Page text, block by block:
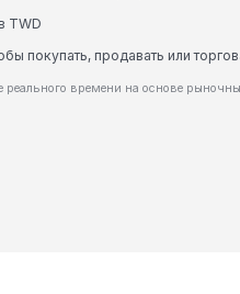
TWD
покупать, продавать или
реального времени на основе